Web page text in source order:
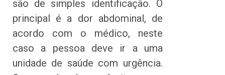
são de simples identificação. O
principal é a dor abdominal, de
acordo com o médico, neste
caso a pessoa deve ir a uma
unidade de saúde com urgência.